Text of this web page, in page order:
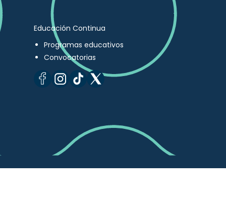
Educación Continua
Programas educativos
Convocatorias